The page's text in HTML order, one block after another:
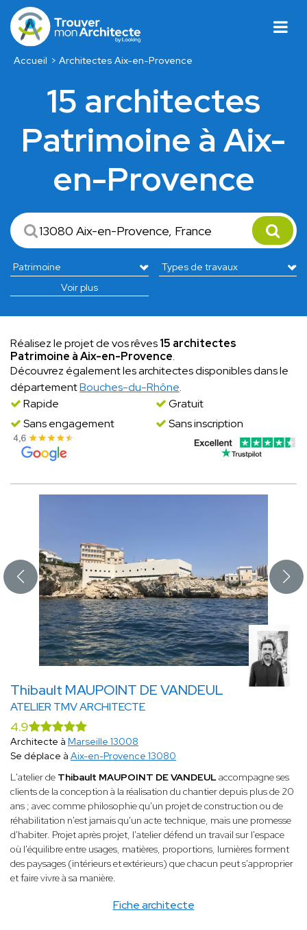
Accueil Architectes Aix-en-Provence
15 architectes
Patrimoine à Aix-
en-Provence
Voir plus
Réalisez le projet de vos rêves15 architectes
Patrimoine à Aix-en-Provence.
Découvrez également les architectes disponibles dans le
départementBouches-du-Rhône.
Rapide
Gratuit
Sans engagement
Sans inscription
Thibault MAUPOINT DE VANDEUL
ATELIER TMV ARCHITECTE
Fiche architecte
4.9
Architecte à Marseille 13008
Se déplace à Aix-en-Provence 13080
L'atelier de Thibault MAUPOINT DE VANDEULaccompagne ses
clients de la conception à la réalisation du chantier depuis plus de 20
ans ; avec comme philosophie qu'un projet de construction ou de
réhabilitation n'est jamais qu'un acte technique, mais une promesse
d'habiter. Projet après projet, l'atelier défend un travail sur l'espace
où l'équilibre entre usages, matières, proportions, lumières forment
des paysages (intérieurs et extérieurs) que chacun peut s'approprier
et faire vivre à sa manière.